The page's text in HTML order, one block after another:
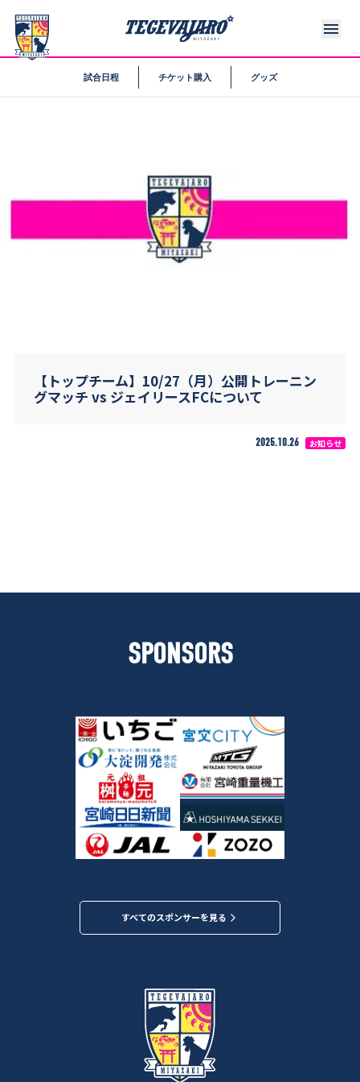
試合日程 チケット購入 グッズ
【トップチーム】10/27（月）公開トレーニン
グマッチ vs ジェイリースFCについて
2025.10.26 お知らせ
SPONSORS
すべてのスポンサーを見る